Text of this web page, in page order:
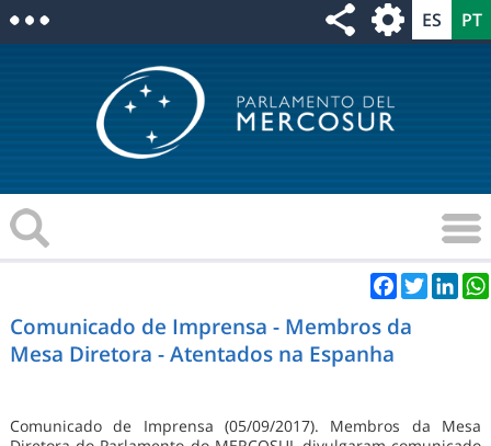
Facebook
Twitter
Comunicado de Imprensa - Membros da
Mesa Diretora - Atentados na Espanha
Comunicado de Imprensa (05/09/2017). Membros da Mesa